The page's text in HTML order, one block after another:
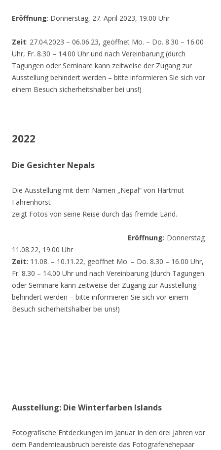
Eröffnung: Donnerstag, 27. April 2023, 19.00 Uhr
Zeit: 27.04.2023 – 06.06.23, geöffnet Mo. – Do. 8.30 – 16.00
Uhr, Fr. 8.30 – 14.00 Uhr und nach Vereinbarung (durch
Tagungen oder Seminare kann zeitweise der Zugang zur
Ausstellung behindert werden – bitte informieren Sie sich vor
einem Besuch sicherheitshalber bei uns!)
2022
Die Gesichter Nepals
Die Ausstellung mit dem Namen „Nepal“ von Hartmut
Fahrenhorst
zeigt Fotos von seine Reise durch das fremde Land.
Eröffnung: Donnerstag
11.08.22, 19.00 Uhr
Zeit: 11.08. – 10.11.22, geöffnet Mo. – Do. 8.30 – 16.00 Uhr,
Fr. 8.30 – 14.00 Uhr und nach Vereinbarung (durch Tagungen
oder Seminare kann zeitweise der Zugang zur Ausstellung
behindert werden – bitte informieren Sie sich vor einem
Besuch sicherheitshalber bei uns!)
Ausstellung: Die Winterfarben Islands
Fotografische Entdeckungen im Januar In den drei Jahren vor
dem Pandemieausbruch bereiste das Fotografenehepaar